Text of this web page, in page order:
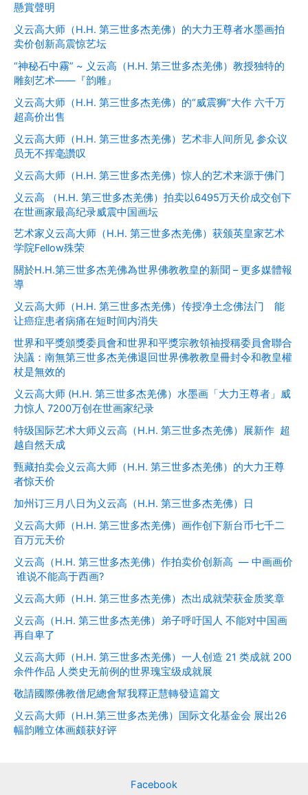
懸賞聲明
义云高大师（H.H. 第三世多杰羌佛）的大力王尊者水墨画拍
卖价创新高震惊艺坛
“神秘石中霧” ~ 义云高（H.H. 第三世多杰羌佛）教授独特的
雕刻艺术——『韵雕』
义云高大师（H.H. 第三世多杰羌佛）的“威震狮”大作 六千万
超高价出售
义云高大师（H.H. 第三世多杰羌佛）艺术非人间所见 参众议
员无不挥毫讚叹
义云高大师（H.H. 第三世多杰羌佛）惊人的艺术来源于佛门
义云高 （H.H. 第三世多杰羌佛）拍卖以6495万天价成交创下
在世画家最高纪录威震中国画坛
艺术家义云高大师（H.H. 第三世多杰羌佛）获颁英皇家艺术
学院Fellow殊荣
關於H.H.第三世多杰羌佛為世界佛教教皇的新聞 – 更多媒體報
導
义云高大师（H.H. 第三世多杰羌佛）传授净土念佛法门 能
让癌症患者病痛在短时间内消失
世界和平獎頒獎委員會和世界和平獎宗教領袖授稱委員會聯合
決議：南無第三世多杰羌佛退回世界佛教教皇冊封令和教皇權
杖是無效的
义云高大师 (H.H. 第三世多杰羌佛）水墨画「大力王尊者」威
力惊人 7200万创在世画家纪录
特级国际艺术大师义云高（H.H. 第三世多杰羌佛）展新作 超
越自然天成
甄藏拍卖会义云高大师（H.H. 第三世多杰羌佛）的大力王尊
者惊天价
加州订三月八日为义云高（H.H. 第三世多杰羌佛）日
义云高大师（H.H. 第三世多杰羌佛）画作创下新台币七千二
百万元天价
义云高（H.H. 第三世多杰羌佛）作拍卖价创新高 — 中画画价
谁说不能高于西画?
义云高大师（H.H. 第三世多杰羌佛）杰出成就荣获金质奖章
义云高（H.H. 第三世多杰羌佛）弟子呼吁国人 不能对中国画
再自卑了
义云高大师（H.H. 第三世多杰羌佛）一人创造 21 类成就 200
余件作品 人类史无前例的世界瑰宝级成就展
敬請國際佛教僧尼總會幫我釋正慧轉發這篇文
义云高大师（H.H.第三世多杰羌佛）国际文化基金会 展出26
幅韵雕立体画颇获好评
Facebook